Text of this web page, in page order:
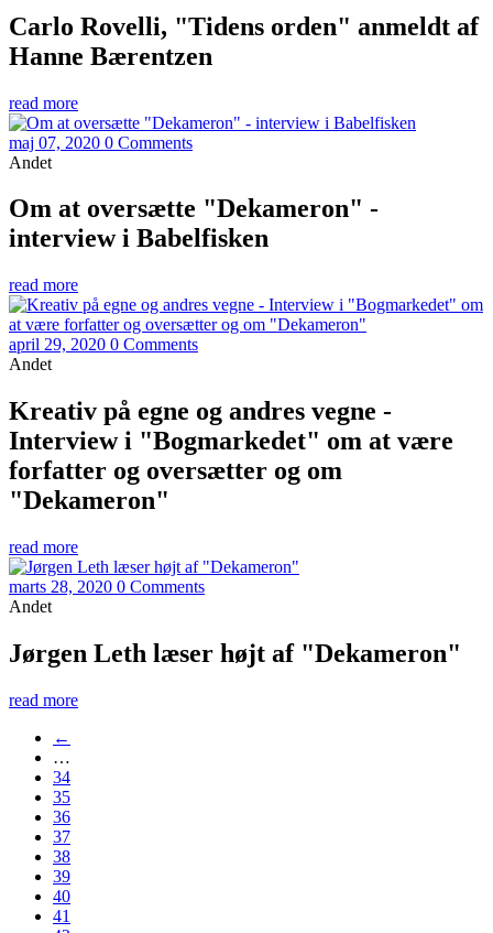
Carlo Rovelli, "Tidens orden" anmeldt af
Hanne Bærentzen
read more
maj 07, 2020 0 Comments
Andet
Om at oversætte "Dekameron" -
interview i Babelfisken
read more
april 29, 2020 0 Comments
Andet
Kreativ på egne og andres vegne -
Interview i "Bogmarkedet" om at være
forfatter og oversætter og om
"Dekameron"
read more
marts 28, 2020 0 Comments
Andet
Jørgen Leth læser højt af "Dekameron"
read more
←
…
34
35
36
37
38
39
40
41